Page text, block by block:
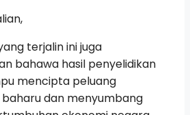
terjalin ini juga
bahawa hasil penyelidikan
mencipta peluang
dan menyumbang